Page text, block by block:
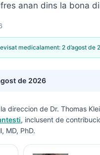
anan dins la bona
medicalament: 2 d’agost de
de 2026
direccion de Dr. Thomas
, inclusent de
MD, PhD.